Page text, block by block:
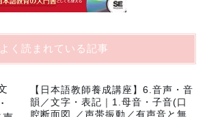
よく読まれている記事
【日本語教師養成講座】6.音声・音
韻／文字・表記｜1.母音・子音(口
腔断面図 ／声帯振動／有声音と無